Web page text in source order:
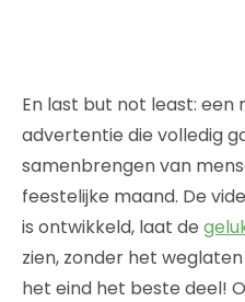
En last but not least: een
advertentie die volledig
samenbrengen van
feestelijke maand. De
is ontwikkeld, laat de
zien, zonder het
het eind het beste deel!